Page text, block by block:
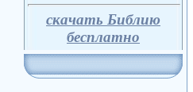
скачать Библию
бесплатно